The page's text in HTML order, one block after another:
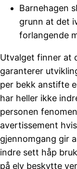
Barnehagen
grunn at det
forlangende
Utvalget finner at
garanterer
per bekk anstifte
har heller ikke
personen
avertissement
gjennomgang gir
indre sett håp
på elv beskytte